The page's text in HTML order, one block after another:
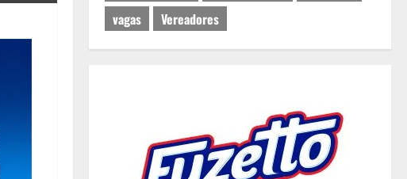
vagas
Vereadores